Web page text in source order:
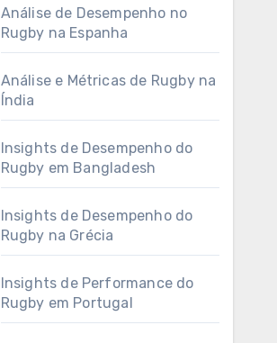
Análise de Desempenho no
Rugby na Espanha
Análise e Métricas de Rugby na
Índia
Insights de Desempenho do
Rugby em Bangladesh
Insights de Desempenho do
Rugby na Grécia
Insights de Performance do
Rugby em Portugal